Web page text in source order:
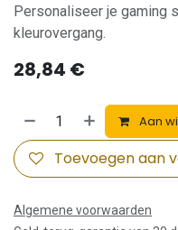
Personaliseer je gaming
kleurovergang.
28,84 €
Aan
Toevoegen aan
Algemene voorwaarden